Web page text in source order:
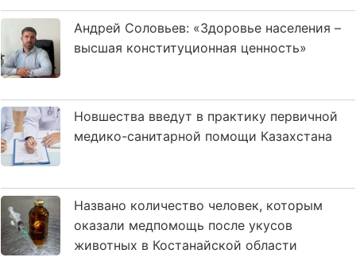
Андрей Соловьев: «Здоровье населения –
высшая конституционная ценность»
Новшества введут в практику первичной
медико-санитарной помощи Казахстана
Названо количество человек, которым
оказали медпомощь после укусов
животных в Костанайской области